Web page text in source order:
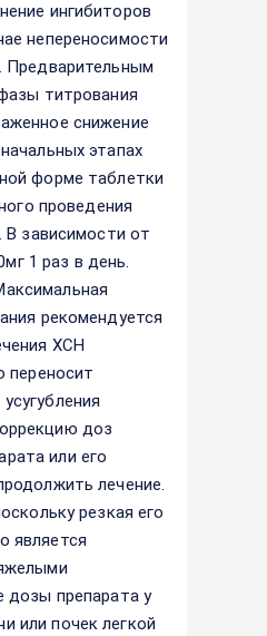
ингибиторов
непереносимости
Предварительным
титрования
снижение
этапах
форме таблетки
проведения
В зависимости от
1 раз в день.
рекомендуется
ХСН
переносит
доз
или его
лечение.
резкая его
является
дозы препарата у
или почек легкой